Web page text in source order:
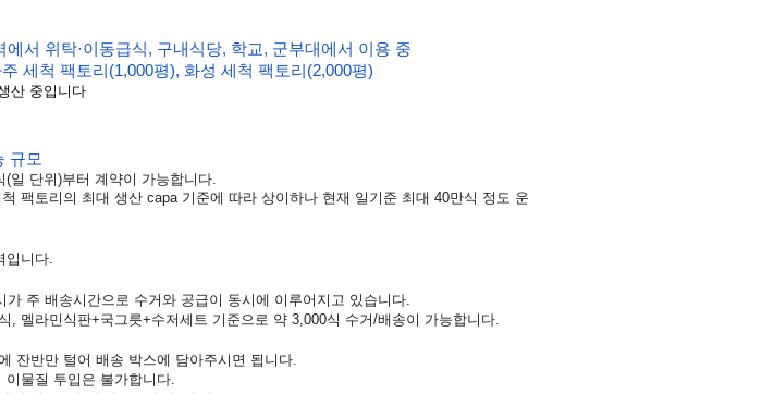
에서 위탁·이동급식, 구내식당, 학교, 군부대에서 이용 중
세척 팩토리(1,000평), 화성 세척 팩토리(2,000평)
산 중입니다
규모
일 단위)부터 계약이 가능합니다.
팩토리 의 최대 생산 capa 기준에 따라 상이하나 현재 일기준 최대 40만식 정도 운
입니다.
주 배송시간으로 수거와 공급이 동시에 이루어지고 있습니다.
식 , 멜라민식판+국그릇+수저세트 기준으로 약 3,000식 수거/배송이 가능합니다.
잔반만 털어 배송 박스에 담아주시면 됩니다.
이물질 투입은 불가합니다.